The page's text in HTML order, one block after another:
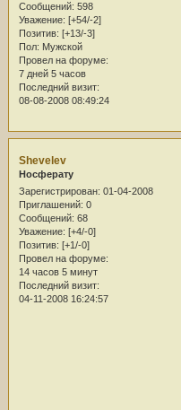
Сообщений: 598
Уважение: [+54/-2]
Позитив: [+13/-3]
Пол: Мужской
Провел на форуме:
7 дней 5 часов
Последний визит:
08-08-2008 08:49:24
Shevelev
Носферату
Зарегистрирован: 01-04-2008
Приглашений: 0
Сообщений: 68
Уважение: [+4/-0]
Позитив: [+1/-0]
Провел на форуме:
14 часов 5 минут
Последний визит:
04-11-2008 16:24:57